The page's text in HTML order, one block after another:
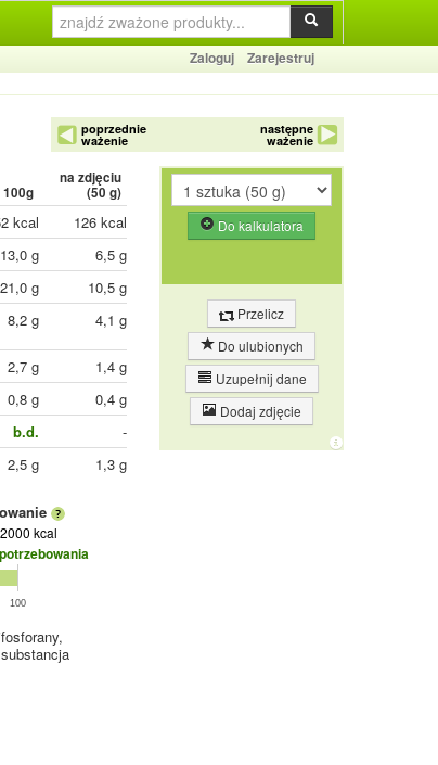
Zaloguj
Zarejestruj
poprzednie
ważenie
następne
ważenie
100g
na zdjęciu
(50 g)
kcal
126 kcal
13,0 g
6,5 g
21,0 g 10,5 g
8,2 g 4,1 g
2,7 g 1,4 g
0,8 g
0,4 g
b.d.
-
2,5 g 1,3 g
kcal
100
Do kalkulatora
Przelicz
Do ulubionych
Uzupełnij dane
Dodaj zdjęcie